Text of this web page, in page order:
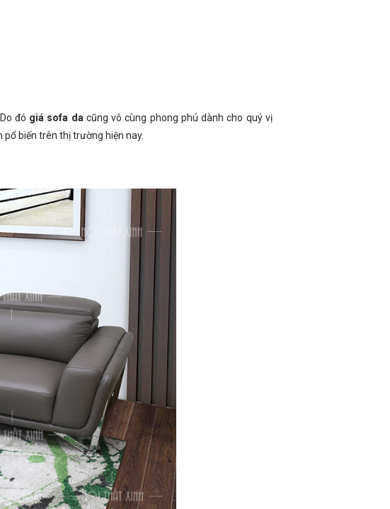
đó giá sofa da cũng vô cùng phong phú dành cho quý vị
biến trên thị trường hiện nay.